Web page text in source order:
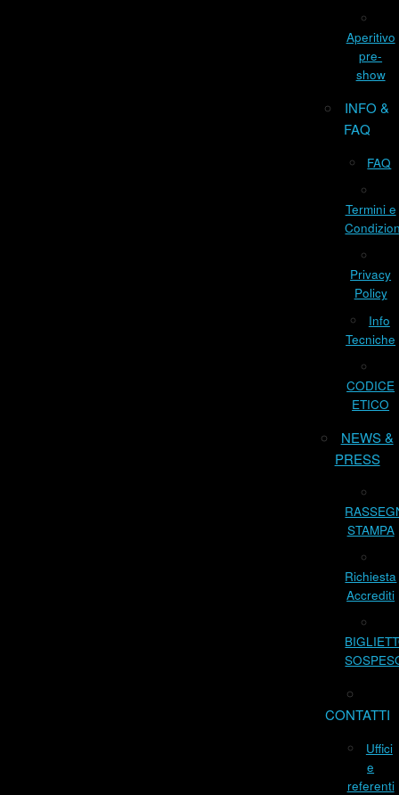
Aperitivo
pre-
show
INFO &
FAQ
FAQ
Termini e
Privacy
Policy
Info
Tecniche
CODICE
ETICO
NEWS &
PRESS
STAMPA
Richiesta
Accrediti
CONTATTI
Uffici
e
referenti